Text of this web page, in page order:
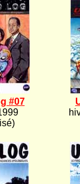
#07